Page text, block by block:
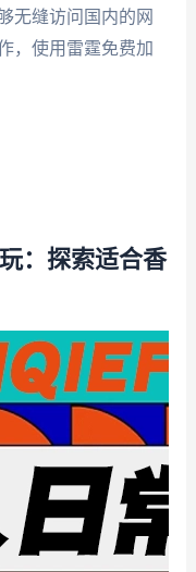
无缝访问国内的网
，使用雷霆免费加
：探索适合香